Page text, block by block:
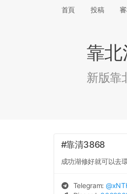
首頁 投稿
靠
新版靠
#靠清3868
成功湖修好就可以去
Telegram: @